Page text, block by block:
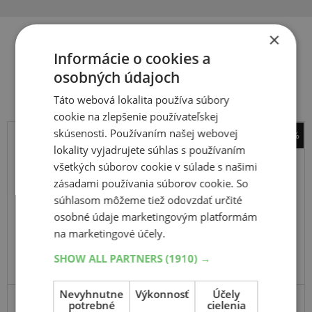
Súvisiace produkty
-51%
Michelin
Pilot Road 4
120 R17
58W
TL,F
×
Informácie o cookies a
osobných údajoch
Táto webová lokalita používa súbory
cookie na zlepšenie používateľskej
skúsenosti. Používaním našej webovej
lokality vyjadrujete súhlas s používaním
všetkých súborov cookie v súlade s našimi
zásadami používania súborov cookie. So
súhlasom môžeme tiež odovzdať určité
osobné údaje marketingovým platformám
na marketingové účely.
SHOW ALL PARTNERS(1910) →
Nevyhnutne
potrebné
Výkonnosť
Účely
cielenia